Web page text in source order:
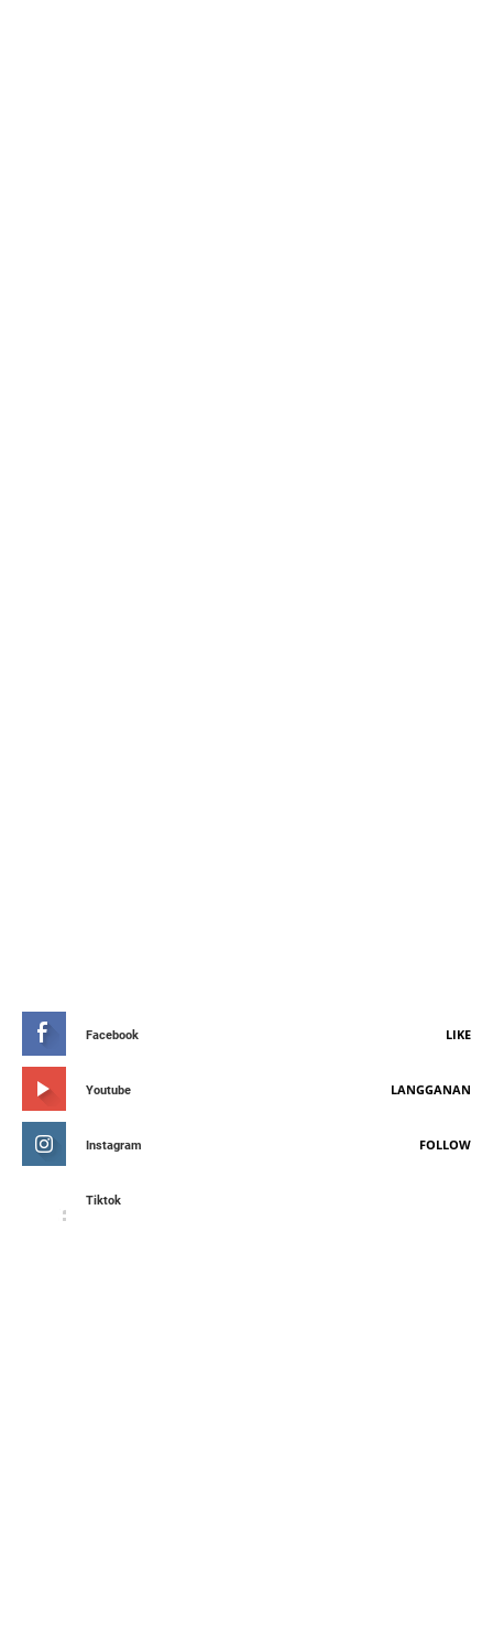
Facebook LIKE
Youtube LANGGANAN
Instagram FOLLOW
Tiktok